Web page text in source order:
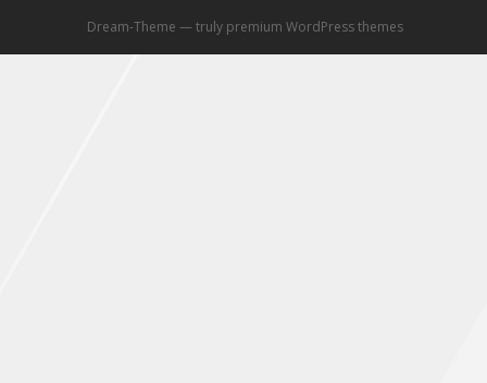
Dream-Theme — truly premium WordPress themes